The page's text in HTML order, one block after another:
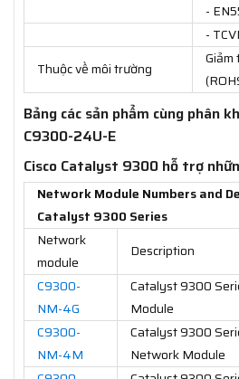
-
-
Thuộc về môi trường
Giảm
Bảng các sản phẩm cùng phân
C9300-24U-E
Cisco Catalyst 9300 hỗ trợ
Network Module Numbers and
Catalyst 9300 Series
Network
module
Description
C9300-
NM-4G
Catalyst 9300
Module
C9300-
NM-4M
Catalyst 9300
Network Module